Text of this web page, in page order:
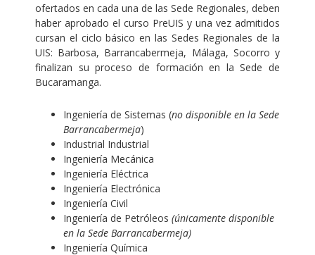
ofertados en cada una de las Sede Regionales, deben
haber aprobado el curso PreUIS y una vez admitidos
cursan el ciclo básico en las Sedes Regionales de la
UIS: Barbosa, Barrancabermeja, Málaga, Socorro y
finalizan su proceso de formación en la Sede de
Bucaramanga.
Ingeniería de Sistemas (no disponible en la Sede
Barrancabermeja)
Industrial Industrial
Ingeniería Mecánica
Ingeniería Eléctrica
Ingeniería Electrónica
Ingeniería Civil
Ingeniería de Petróleos (únicamente disponible
en la Sede Barrancabermeja)
Ingeniería Química